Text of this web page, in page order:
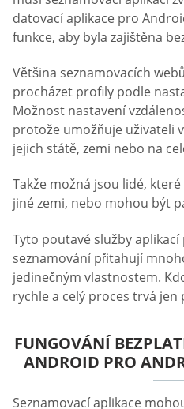
datovací aplikace pro
funkce, aby byla zajištěna
Většina seznamovacích
procházet profily podle
Možnost nastavení
protože umožňuje uživateli
jejich státě, zemi nebo na
Takže možná jsou lidé,
jiné zemi, nebo mohou být
Tyto poutavé služby
seznamování přitahují
jedinečným vlastnostem.
rychle a celý proces trvá jen
FUNGOVÁNÍ
ANDROID PRO
Seznamovací aplikace